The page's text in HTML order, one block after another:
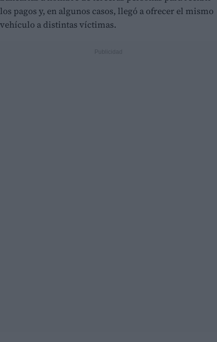
los pagos y, en algunos casos, llegó a ofrecer el mismo
vehículo a distintas víctimas.